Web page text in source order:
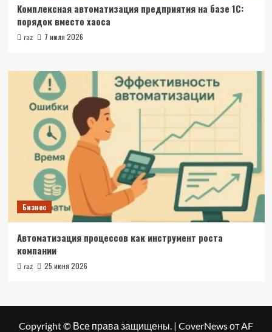
Комплексная автоматизация предприятия на базе 1С:
порядок вместо хаоса
raz 7 июля 2026
Бизнес
Автоматизация процессов как инструмент роста
компании
raz 25 июня 2026
Copyright © Все права защищены. | CoverNewsот AF